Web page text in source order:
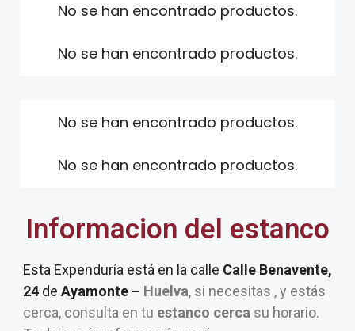
No se han encontrado productos.
No se han encontrado productos.
No se han encontrado productos.
No se han encontrado productos.
Informacion del estanco
Esta Expenduría está en la calle Calle Benavente,
24 de Ayamonte – Huelva, si necesitas , y estás
cerca, consulta en tu estanco cerca su horario.